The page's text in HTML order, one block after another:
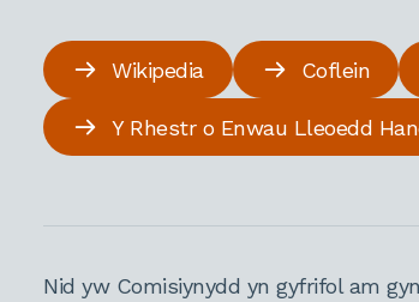
Wikipedia Coflein
Y Rhestr o Enwau Lleoedd
Nid yw Comisiynydd yn gyfrifol am